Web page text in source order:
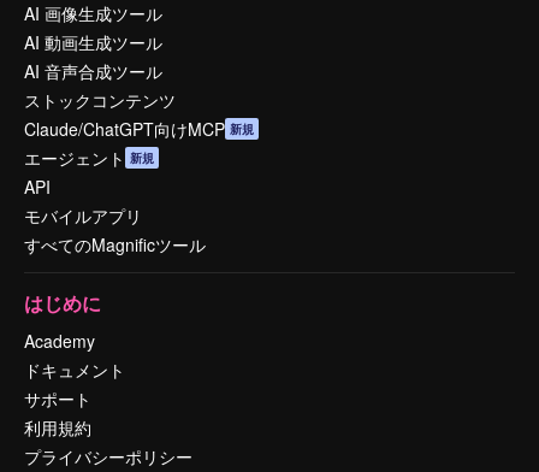
AI 画像生成ツール
AI 動画生成ツール
AI 音声合成ツール
ストックコンテンツ
Claude/ChatGPT向けMCP 新規
エージェント 新規
API
モバイルアプリ
すべてのMagnificツール
はじめに
Academy
ドキュメント
サポート
利用規約
プライバシーポリシー